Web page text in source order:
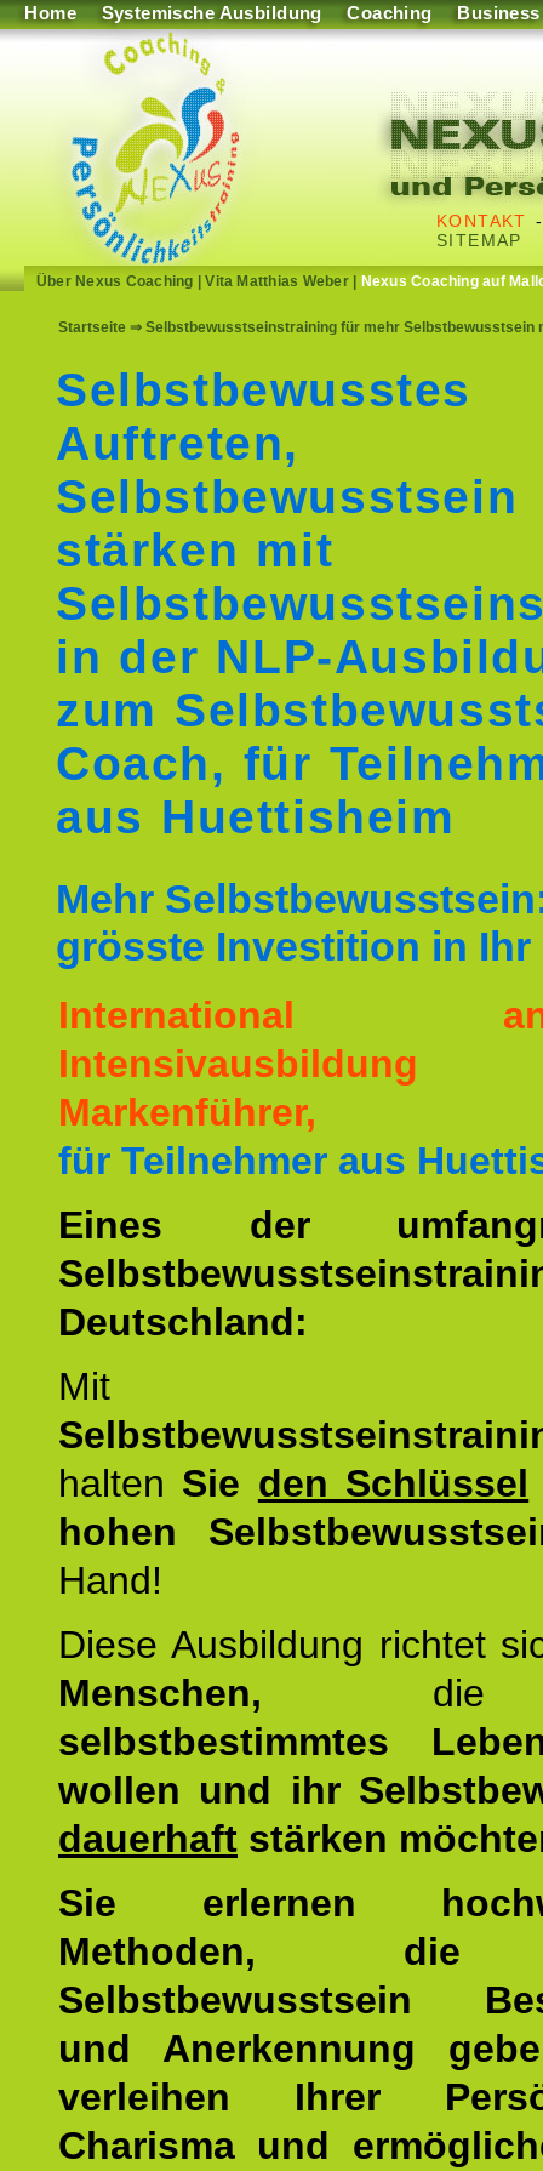
Home Systemische Ausbildung Coaching Business
KONTAKT
SITEMAP
Über Nexus Coaching |Vita Matthias Weber| Nexus Coaching auf
Startseite ⇒ Selbstbewusstseinstraining für mehr Selbstbewusstsein
Selbstbewusstes
Auftreten,
Selbstbewusstsein
stärken mit
in der NLP-
zum
Coach, für
aus Huettisheim
Mehr
grösste Investition in Ihr
International
Markenführer,
für Teilnehmer aus
Eines der
Deutschland:
Mit
halten Sie den Schlüssel
hohen
Hand!
Diese Ausbildung richtet
Menschen,
selbstbestimmtes
wollen und ihr
dauerhaft stärken
Sie erlernen
Methoden, die
Selbstbewusstsein
und Anerkennung
verleihen Ihrer
Charisma und